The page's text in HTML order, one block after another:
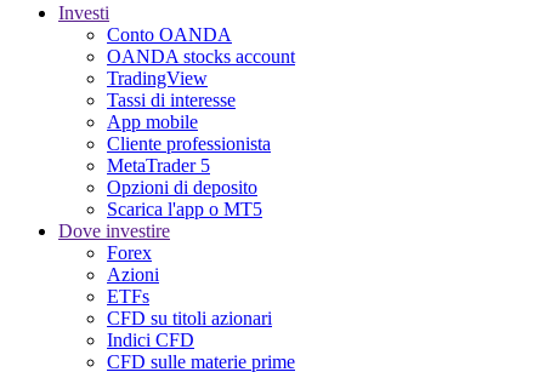
Investi
Conto OANDA
OANDA stocks account
TradingView
Tassi di interesse
App mobile
Cliente professionista
MetaTrader 5
Opzioni di deposito
Scarica l'app o MT5
Dove investire
Forex
Azioni
ETFs
CFD su titoli azionari
Indici CFD
CFD sulle materie prime